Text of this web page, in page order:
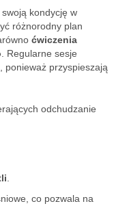
kondycję w
różnorodny plan
ćwiczenia
. Regularne sesje
ponieważ przyspieszają
odchudzanie
co pozwala na